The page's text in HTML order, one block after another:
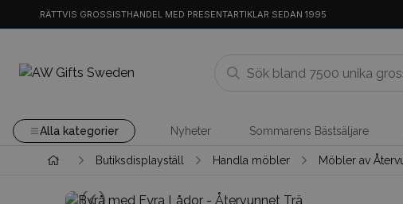
RÄTTVIS GROSSISTHANDEL MED PRESENTARTIKLAR SEDAN 1995
Alla kategorier Nyheter Sommarens Bästsäljare
Butiksdisplayställ Handla möbler Möbler av